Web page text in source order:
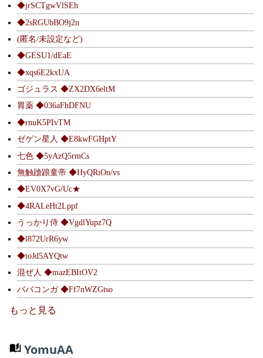
◆jrSCTgwVlSEh
◆2sRGUbBO9j2n
(匿名/未設定など)
◆GESU1/dEaE
◆xqs6E2kxUA
ゴジュラス ◆ZX2DX6eltM
胃薬 ◆036aFhDFNU
◆rnuK5PIvTM
ゼゲン星人 ◆E8kwFGHptY
七色 ◆5yAzQ5rmCs
無触蹌踉童帝 ◆HyQRiOn/vs
◆EV0X7vG/Uc★
◆4RALeHt2Lppf
うっかり侍 ◆VgdlYupz7Q
◆l872UrR6yw
◆toJd5AYQtw
混ぜ人 ◆mazEBItOV2
ババコンガ ◆Ff7nWZGtso
もっと見る
YomuAA